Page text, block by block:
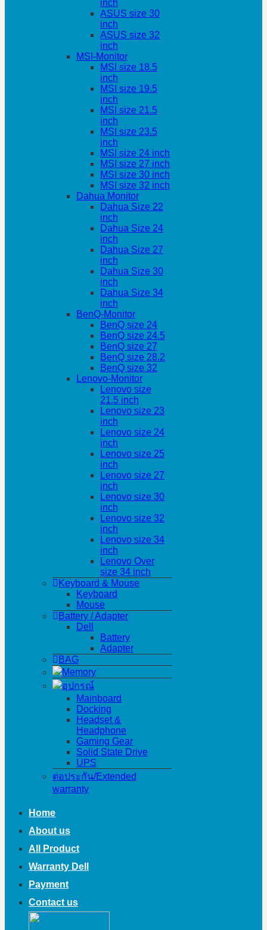
inch
ASUS size 30
inch
ASUS size 32
inch
MSI-Monitor
MSI size 18.5
inch
MSI size 19.5
inch
MSI size 21.5
inch
MSI size 23.5
inch
MSI size 24 inch
MSI size 27 inch
MSI size 30 inch
MSI size 32 inch
Dahua Monitor
Dahua Size 22
inch
Dahua Size 24
inch
Dahua Size 27
inch
Dahua Size 30
inch
Dahua Size 34
inch
BenQ-Monitor
BenQ size 24
BenQ size 24.5
BenQ size 27
BenQ size 28.2
BenQ size 32
Lenovo-Monitor
Lenovo size
21.5 inch
Lenovo size 23
inch
Lenovo size 24
inch
Lenovo size 25
inch
Lenovo size 27
inch
Lenovo size 30
inch
Lenovo size 32
inch
Lenovo size 34
inch
Lenovo Over
size 34 inch
Keyboard & Mouse
Keyboard
Mouse
Battery / Adapter
Dell
Battery
Adapter
BAG
Memory
อุปกรณ์
Mainboard
Docking
Headset &
Headphone
Gaming Gear
Solid State Drive
UPS
ต่อประกัน/Extended
warranty
Home
About us
All Product
Warranty Dell
Payment
Contact us